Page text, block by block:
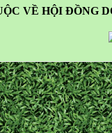
VỀ HỘI ĐỒNG